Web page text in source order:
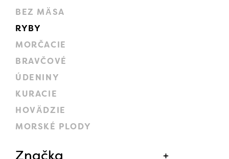
BEZ MÄSA
RYBY
MORČACIE
BRAVČOVÉ
ÚDENINY
KURACIE
HOVÄDZIE
MORSKÉ PLODY
Značka